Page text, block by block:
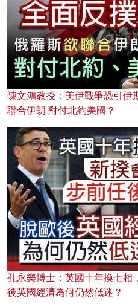
陳文鴻教授：美伊戰爭恐引伊
聯合伊朗 對付北約美國？
孔永樂博士：英國十年換七相
後英國經濟為何仍然低迷？